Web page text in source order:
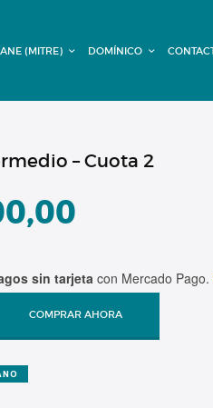
(MITRE) DOMÍNICO
– Cuota 2
sin tarjeta con Mercado Pago.
COMPRAR AHORA